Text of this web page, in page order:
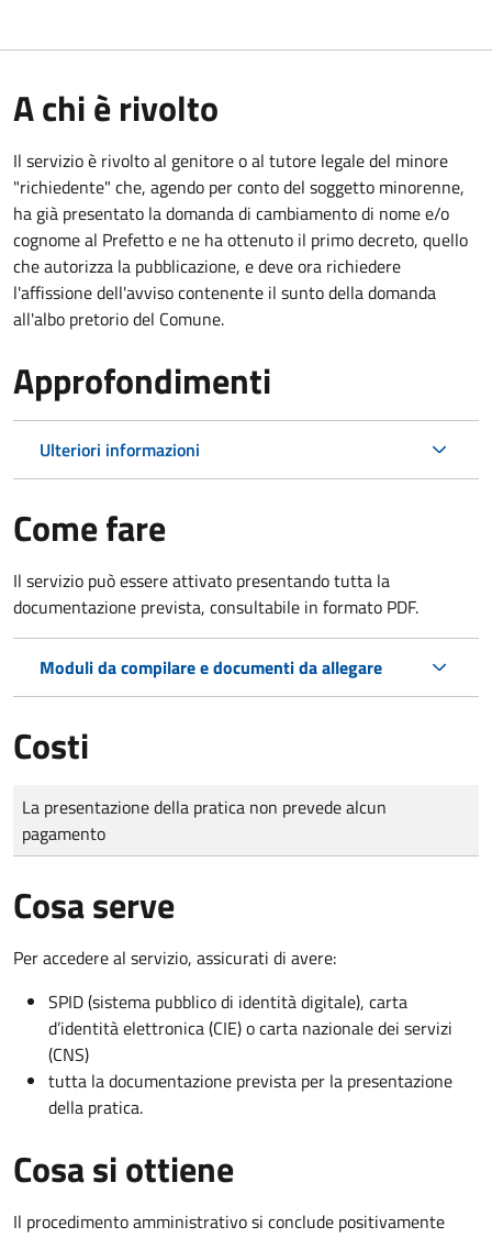
A chi è rivolto
Il servizio è rivolto al genitore o al tutore legale del minore
"richiedente" che, agendo per conto del soggetto minorenne,
ha già presentato la domanda di cambiamento di nome e/o
cognome al Prefetto e ne ha ottenuto il primo decreto, quello
che autorizza la pubblicazione, e deve ora richiedere
l'affissione dell'avviso contenente il sunto della domanda
all'albo pretorio del Comune.
Approfondimenti
Ulteriori informazioni
Come fare
Il servizio può essere attivato presentando tutta la
documentazione prevista, consultabile in formato PDF.
Moduli da compilare e documenti da allegare
Costi
Tipo di pagamento
Importo
La presentazione della pratica non prevede alcun
pagamento
Cosa serve
Per accedere al servizio, assicurati di avere:
SPID (sistema pubblico di identità digitale), carta
d’identità elettronica (CIE) o carta nazionale dei servizi
(CNS)
tutta la documentazione prevista per la presentazione
della pratica.
Cosa si ottiene
Il procedimento amministrativo si conclude positivamente